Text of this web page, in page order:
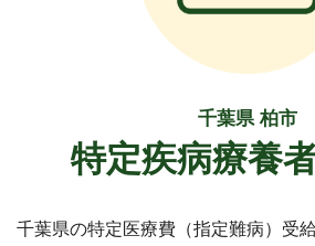
千葉県 柏市
特定疾病療養
千葉県の特定医療費（指定難病）受